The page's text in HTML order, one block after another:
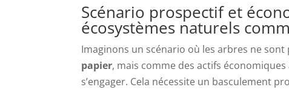
Scénario prospectif et
écosystèmes naturels
Imaginons un scénario où les arbres ne
papier, mais comme des actifs
s’engager. Cela nécessite un basculement